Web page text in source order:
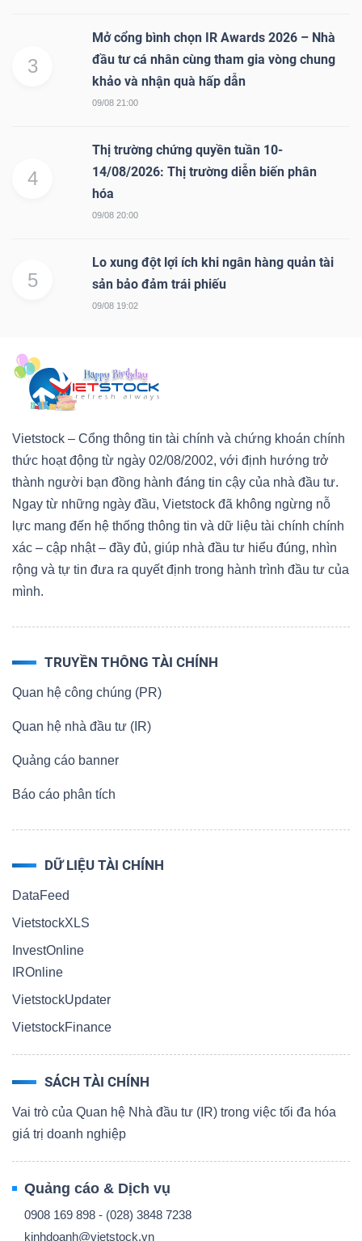
3
Mở cổng bình chọn IR Awards 2026 – Nhà
đầu tư cá nhân cùng tham gia vòng chung
khảo và nhận quà hấp dẫn
09/08 21:00
4
Thị trường chứng quyền tuần 10-
14/08/2026: Thị trường diễn biến phân
hóa
09/08 20:00
5
Lo xung đột lợi ích khi ngân hàng quản tài
sản bảo đảm trái phiếu
09/08 19:02
Vietstock – Cổng thông tin tài chính và chứng khoán chính
thức hoạt động từ ngày 02/08/2002, với định hướng trở
thành người bạn đồng hành đáng tin cậy của nhà đầu tư.
Ngay từ những ngày đầu, Vietstock đã không ngừng nỗ
lực mang đến hệ thống thông tin và dữ liệu tài chính chính
xác – cập nhật – đầy đủ, giúp nhà đầu tư hiểu đúng, nhìn
rộng và tự tin đưa ra quyết định trong hành trình đầu tư của
mình.
TRUYỀN THÔNG TÀI CHÍNH
Quan hệ công chúng (PR)
Quan hệ nhà đầu tư (IR)
Quảng cáo banner
Báo cáo phân tích
DỮ LIỆU TÀI CHÍNH
DataFeed
VietstockXLS
InvestOnline
IROnline
VietstockUpdater
VietstockFinance
SÁCH TÀI CHÍNH
Vai trò của Quan hệ Nhà đầu tư (IR) trong việc tối đa hóa
giá trị doanh nghiệp
Quảng cáo & Dịch vụ
0908 169 898 - (028) 3848 7238
kinhdoanh@vietstock.vn